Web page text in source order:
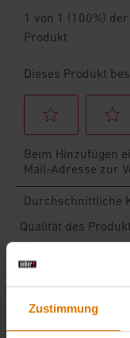
Zustimmung